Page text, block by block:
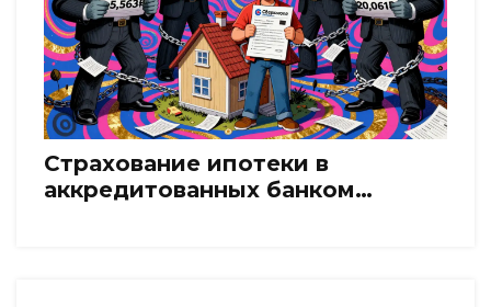
Страхование ипотеки в
аккредитованных банком